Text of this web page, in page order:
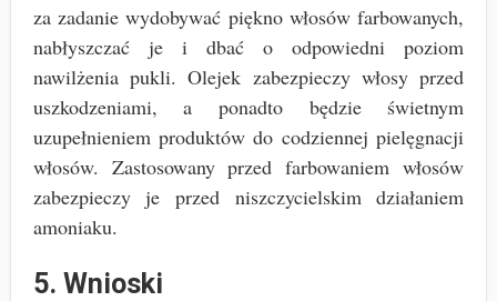
za zadanie wydobywać piękno włosów farbowanych,
nabłyszczać je i dbać o odpowiedni poziom
nawilżenia pukli. Olejek zabezpieczy włosy przed
uszkodzeniami, a ponadto będzie świetnym
uzupełnieniem produktów do codziennej pielęgnacji
włosów. Zastosowany przed farbowaniem włosów
zabezpieczy je przed niszczycielskim działaniem
amoniaku.
5. Wnioski